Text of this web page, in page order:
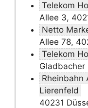
Telekom
Allee 3,
Netto
Allee 78,
Telekom
Gladbacher
Rheinbahn
Lierenfeld
40231